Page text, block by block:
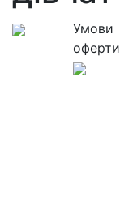
Умови
оферти